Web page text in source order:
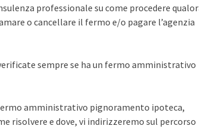
professionale su come procedere
o cancellare il fermo e/o pagare l’agenzia
sempre se ha un fermo amministrativo
amministrativo pignoramento ipoteca,
risolvere e dove, vi indirizzeremo sul percorso